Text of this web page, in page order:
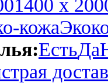
1400 х
кожа
ЕстьДа